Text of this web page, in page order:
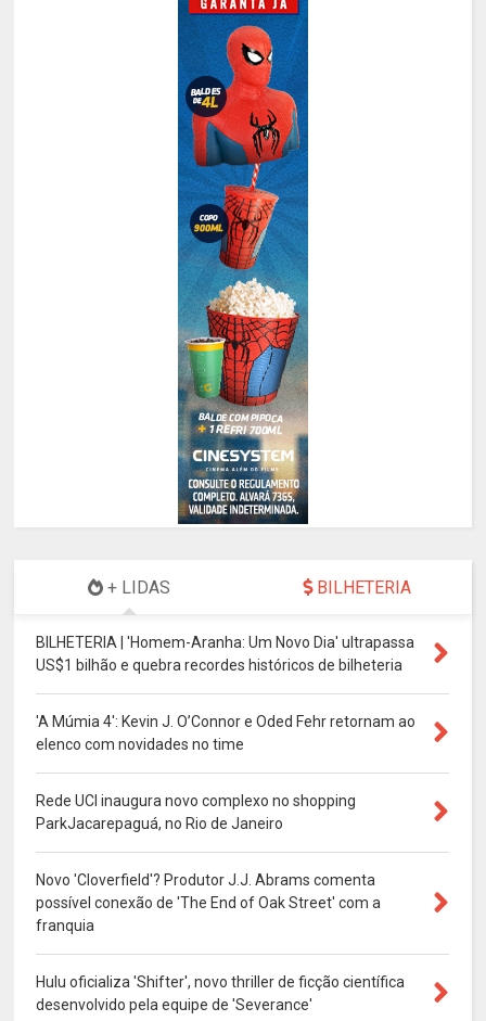
+ LIDAS BILHETERIA
BILHETERIA | 'Homem-Aranha: Um Novo Dia' ultrapassa
US$1 bilhão e quebra recordes históricos de bilheteria
'A Múmia 4': Kevin J. O’Connor e Oded Fehr retornam ao
elenco com novidades no time
Rede UCI inaugura novo complexo no shopping
ParkJacarepaguá, no Rio de Janeiro
Novo 'Cloverfield'? Produtor J.J. Abrams comenta
possível conexão de 'The End of Oak Street' com a
franquia
Hulu oficializa 'Shifter', novo thriller de ficção científica
desenvolvido pela equipe de 'Severance'